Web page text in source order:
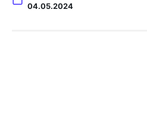
04.05.2024